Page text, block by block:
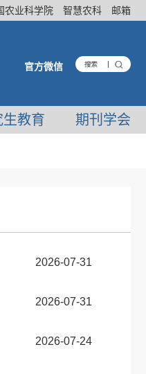
农业科学院 智慧农科 邮箱
官方微信
生教育 期刊学会
2026-07-31
2026-07-31
2026-07-24